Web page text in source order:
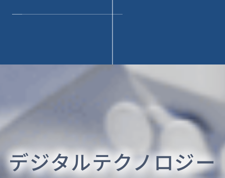
デジタルテクノロジー